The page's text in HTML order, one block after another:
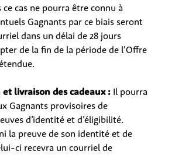
cas ne pourra être connu à
Gagnants par ce biais seront
dans un délai de 28 jours
de la fin de la période de l’Offre
livraison des cadeaux : Il pourra
Gagnants provisoires de
d’identité et d’éligibilité.
la preuve de son identité et de
ci recevra un courriel de